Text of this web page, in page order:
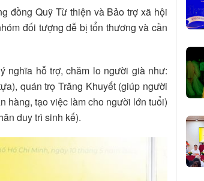
đồng Quỹ Từ thiện và Bảo trợ xã hội
đối tượng dễ bị tổn thương và cần
nghĩa hỗ trợ, chăm lo người già như:
quán trọ Trăng Khuyết (giúp người
hàng, tạo việc làm cho người lớn tuổi)
duy trì sinh kế).